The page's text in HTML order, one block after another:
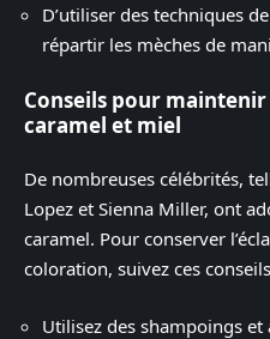
D’utiliser des techniques
répartir les mèches de
Conseils pour
caramel et miel
De nombreuses célébrités,
Lopez et Sienna Miller, ont
caramel. Pour conserver
coloration, suivez ces
Utilisez des shampoings